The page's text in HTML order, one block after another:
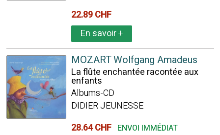
22.89 CHF
En savoir+
MOZART Wolfgang Amadeus
La flûte enchantée racontée aux
enfants
Albums-CD
DIDIER JEUNESSE
28.64 CHF ENVOI IMMÉDIAT